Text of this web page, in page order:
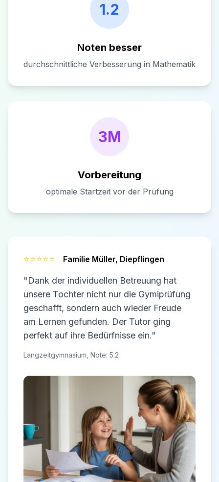
1.2
Noten besser
durchschnittliche Verbesserung in Mathematik
3M
Vorbereitung
optimale Startzeit vor der Prüfung
⭐⭐⭐⭐⭐ Familie Müller, Diepflingen
"Dank der individuellen Betreuung hat
unsere Tochter nicht nur die Gymiprüfung
geschafft, sondern auch wieder Freude
am Lernen gefunden. Der Tutor ging
perfekt auf ihre Bedürfnisse ein."
Langzeitgymnasium, Note: 5.2